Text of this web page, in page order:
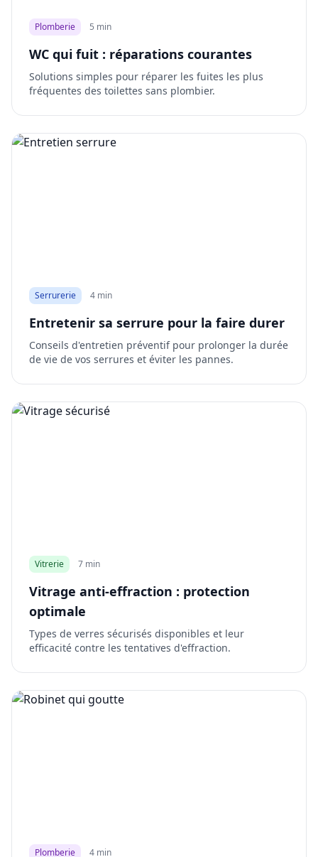
Plomberie 5 min
WC qui fuit : réparations courantes
Solutions simples pour réparer les fuites les plus
fréquentes des toilettes sans plombier.
Serrurerie 4 min
Entretenir sa serrure pour la faire durer
Conseils d'entretien préventif pour prolonger la durée
de vie de vos serrures et éviter les pannes.
Vitrerie 7 min
Vitrage anti-effraction : protection
optimale
Types de verres sécurisés disponibles et leur
efficacité contre les tentatives d'effraction.
Plomberie 4 min